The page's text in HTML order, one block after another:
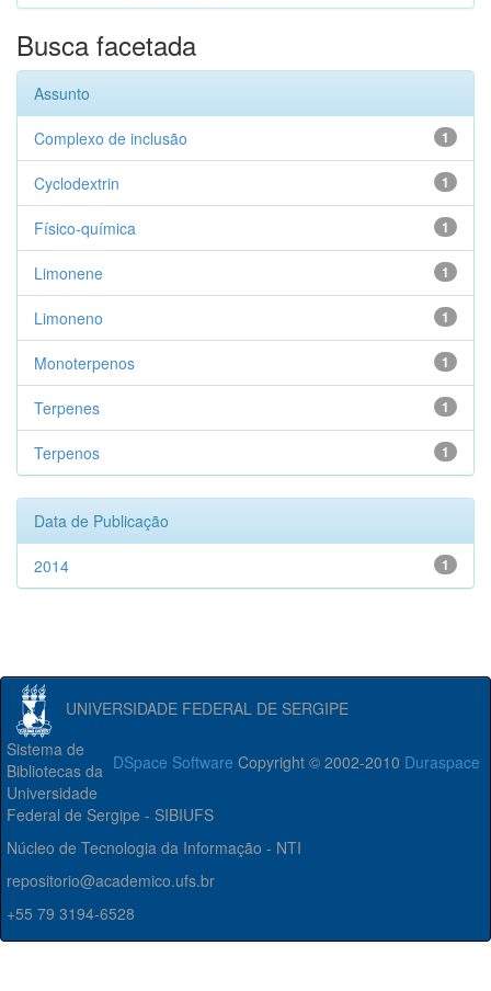
Busca facetada
Assunto
1
Complexo de inclusão
1
Cyclodextrin
1
Físico-química
1
Limonene
1
Limoneno
1
Monoterpenos
1
Terpenes
1
Terpenos
Data de Publicação
1
2014
UNIVERSIDADE FEDERAL DE SERGIPE
DSpace Software Copyright © 2002-2010 Duraspace
Sistema de
Bibliotecas da
Universidade
Federal de Sergipe - SIBIUFS
Núcleo de Tecnologia da Informação - NTI
repositorio@academico.ufs.br
+55 79 3194-6528